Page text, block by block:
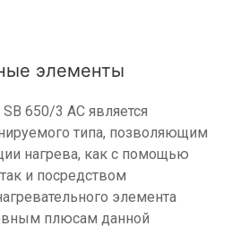
элементы
650/3 AC является
типа, позволяющим
нагрева, как с помощью
и посредством
элемента
плюсам данной